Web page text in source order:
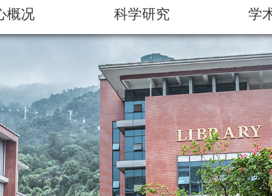
概况 科学研究 学